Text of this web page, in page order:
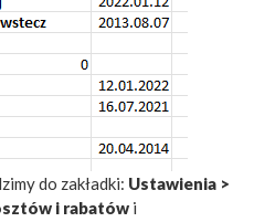
do zakładki: Ustawienia >
i rabatów i